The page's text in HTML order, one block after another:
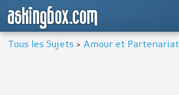
askingbox.com
Tous les Sujets >Amour et Partenariat